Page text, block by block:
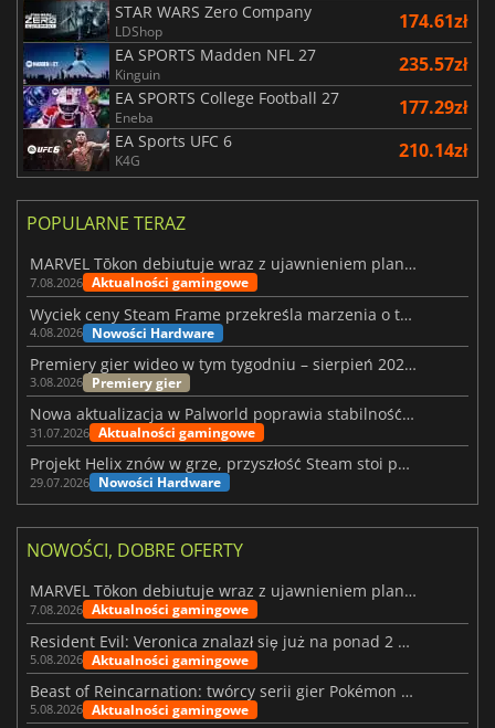
STAR WARS Zero Company
LDShop 174.61zł
EA SPORTS Madden NFL 27
Kinguin 235.57zł
EA SPORTS College Football 27
Eneba 177.29zł
EA Sports UFC 6
K4G 210.14zł
POPULARNE TERAZ
MARVEL Tōkon debiutuje wraz z ujawnieniem planu rozwoju na pierwszy rok
7.08.2026 Aktualności gamingowe
Wyciek ceny Steam Frame przekreśla marzenia o tanim zestawie VR
4.08.2026 Nowości Hardware
Premiery gier wideo w tym tygodniu – sierpień 2026 r. (32. tydzień)
3.08.2026 Premiery gier
Nowa aktualizacja w Palworld poprawia stabilność Sunreach i walk z bossami
31.07.2026 Aktualności gamingowe
Projekt Helix znów w grze, przyszłość Steam stoi pod znakiem zapytania
29.07.2026 Nowości Hardware
NOWOŚCI, DOBRE OFERTY
MARVEL Tōkon debiutuje wraz z ujawnieniem planu rozwoju na pierwszy rok
7.08.2026 Aktualności gamingowe
Resident Evil: Veronica znalazł się już na ponad 2 milionach list życzeń
5.08.2026 Aktualności gamingowe
Beast of Reincarnation: twórcy serii gier Pokémon wkraczają na nową ścieżkę
5.08.2026 Aktualności gamingowe